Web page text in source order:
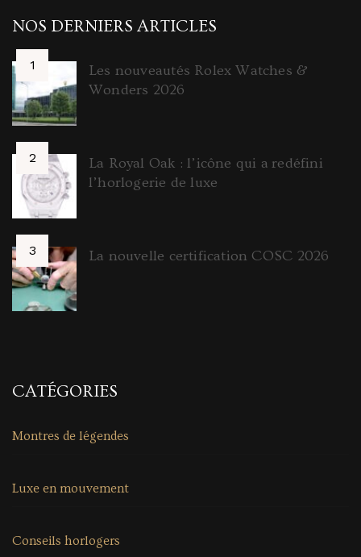
NOS DERNIERS ARTICLES
Les nouveautés Rolex Watches &
Wonders 2026
La Royal Oak : l’icône qui a redéfini
l’horlogerie de luxe
La nouvelle certification COSC 2026
CATÉGORIES
Montres de légendes
Luxe en mouvement
Conseils horlogers